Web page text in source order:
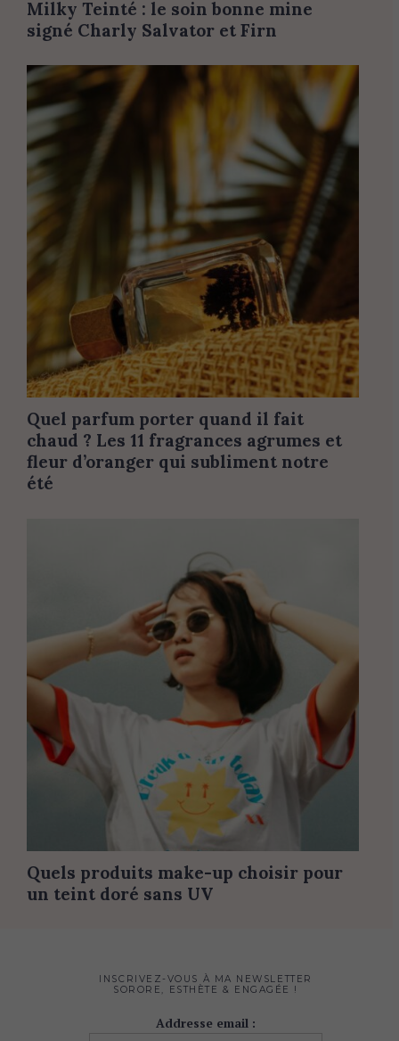
Milky Teinté : le soin bonne mine
signé Charly Salvator et Firn
Quel parfum porter quand il fait
chaud ? Les 11 fragrances agrumes et
fleur d’oranger qui subliment notre
été
Quels produits make-up choisir pour
un teint doré sans UV
INSCRIVEZ-VOUS À MA NEWSLETTER
SORORE, ESTHÈTE & ENGAGÉE !
Addresse email :